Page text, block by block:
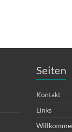
Seiten
Kontakt
Links